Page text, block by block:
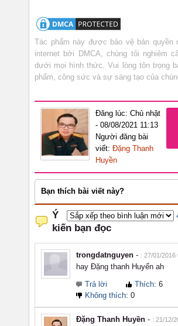
Tác phẩm này được bảo vệ bản quyền
internet bởi DMCA, chúng tôi nghiêm
dưới mọi hình thức. Vui lòng tôn trọng
phẩm, công sức và sự sáng tạo của
Đăng lúc: Chủ nhật
- 08/08/2021 11:13
Người đăng bài
viết: Đặng Thanh
Huyền
Bạn thích bài viết này?